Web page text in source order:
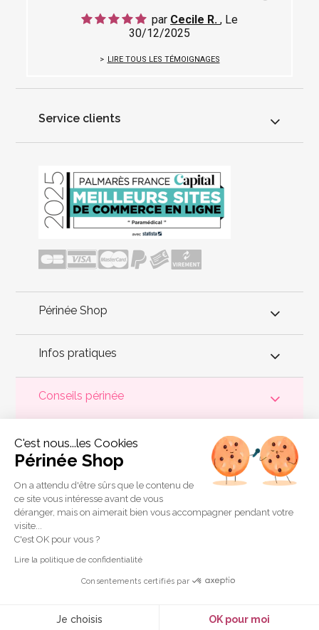
par Cecile R. , Le
30/12/2025
LIRE TOUS LES TÉMOIGNAGES
Service clients
Périnée Shop
Infos pratiques
Conseils périnée
est précieux ! Il est donc primordial d'entretenir,
de muscler et de rééduquer le plancher pelvienpour éviter les
problèmes d'incontinence
, de pesanteur pelvienne, de manque
de sensations durant les rapports sexuels et de petites
fuites
a sélectionné les meilleures solutions
pour la rééducation périnéale et pour l'auto-traitement de
l'incontinence à domicile :
biofeedback,cônes vaginaux
connectées etaccessoires pour exercices de Kegel.
Copyright 2011 © Périnée Shop
Conditions générales de vente
Mentions légales
C'est nous...les Cookies
Périnée Shop
On a attendu d'être sûrs que le contenu de
ce site vous intéresse avant de vous
déranger, mais on aimerait bien vous accompagner pendant votre
visite...
C'est OK pour vous ?
Lire la politique de confidentialité
Consentements certifiés par
Je choisis OK pour moi